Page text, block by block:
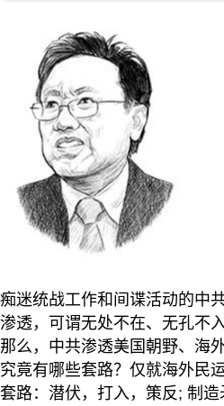
痴迷统战工作和间谍活动的中
渗透，可谓无处不在、无孔不
那么，中共渗透美国朝野、海
究竟有哪些套路？仅就海外民
套路：潜伏，打入，策反; 制造